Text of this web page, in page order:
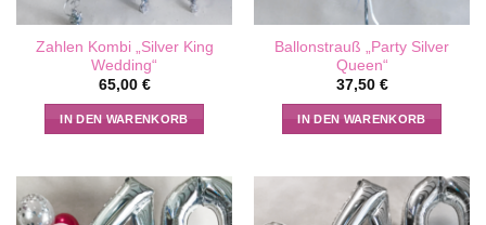
Zahlen Kombi „Silver King
Wedding“
65,00 €
IN DEN WARENKORB
Ballonstrauß „Party Silver
Queen“
37,50 €
IN DEN WARENKORB